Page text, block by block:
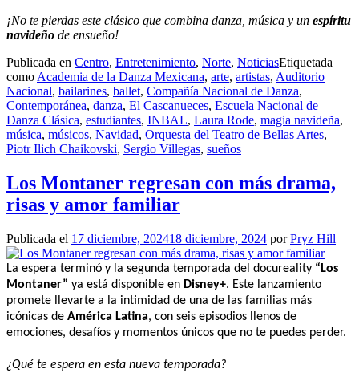
¡No te pierdas este clásico que combina danza, música y un espíritu
navideño de ensueño!
Publicada en Centro, Entretenimiento, Norte, NoticiasEtiquetada
como Academia de la Danza Mexicana, arte, artistas, Auditorio
Nacional, bailarines, ballet, Compañía Nacional de Danza,
Contemporánea, danza, El Cascanueces, Escuela Nacional de
Danza Clásica, estudiantes, INBAL, Laura Rode, magia navideña,
música, músicos, Navidad, Orquesta del Teatro de Bellas Artes,
Piotr Ilich Chaikovski, Sergio Villegas, sueños
Los Montaner regresan con más drama,
risas y amor familiar
Publicada el 17 diciembre, 202418 diciembre, 2024 porPryz Hill
La espera terminó y la segunda temporada del docureality “Los
Montaner” ya está disponible en Disney+. Este lanzamiento
promete llevarte a la intimidad de una de las familias más
icónicas de América Latina, con seis episodios llenos de
emociones, desafíos y momentos únicos que no te puedes perder.
¿Qué te espera en esta nueva temporada?